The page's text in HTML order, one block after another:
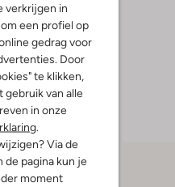
verkrijgen in
een profiel op
gedrag voor
Door
te klikken,
gebruik van alle
in onze
.
Via de
de pagina kun je
moment
4/5